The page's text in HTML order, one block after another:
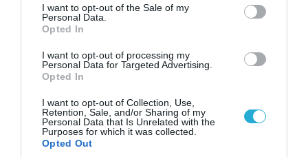
consent section.
I want to opt-out of the Sale of my
Personal Data.
Opted In
I want to opt-out of processing my
Personal Data for Targeted Advertising.
Opted In
I want to opt-out of Collection, Use,
Retention, Sale, and/or Sharing of my
Personal Data that Is Unrelated with the
Purposes for which it was collected.
Opted Out
07.08.2026 | 20:02
Ο Γιάννης Αλαφούζος «τέλειωσε» τον
Κωνσταντίνο Ζούλα από τον ΣΚΑΪ – Ο λόγος της
απομάκρυνσής του